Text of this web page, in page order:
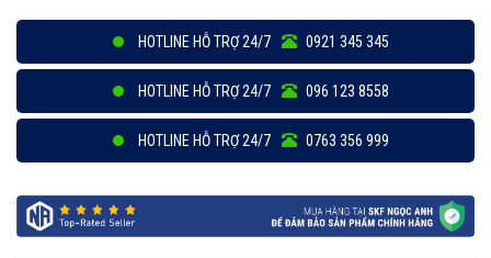
HOTLINE HỖ TRỢ 24/7 0921 345 345
HOTLINE HỖ TRỢ 24/7 096 123 8558
HOTLINE HỖ TRỢ 24/7 0763 356 999